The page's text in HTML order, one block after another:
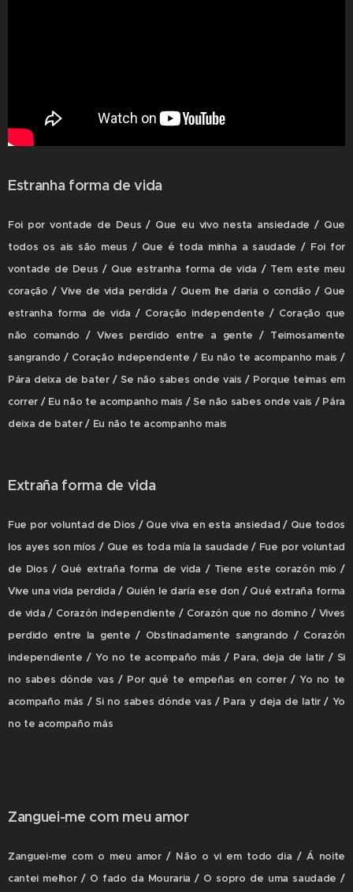
Estranha forma de vida
Foi por vontade de Deus / Que eu vivo nesta ansiedade / Que
todos os ais são meus / Que é toda minha a saudade / Foi for
vontade de Deus / Que estranha forma de vida / Tem este meu
coração / Vive de vida perdida / Quem lhe daria o condão / Que
estranha forma de vida / Coração independente / Coração que
não comando / Vives perdido entre a gente / Teimosamente
sangrando / Coração independente / Eu não te acompanho mais /
Pára deixa de bater / Se não sabes onde vais / Porque teimas em
correr / Eu não te acompanho mais / Se não sabes onde vais / Pára
deixa de bater / Eu não te acompanho mais
Extraña forma de vida
Fue por voluntad de Dios / Que viva en esta ansiedad / Que todos
los ayes son míos / Que es toda mía la saudade / Fue por voluntad
de Dios / Qué extraña forma de vida / Tiene este corazón mío /
Vive una vida perdida / Quién le daría ese don / Qué extraña forma
de vida / Corazón independiente / Corazón que no domino / Vives
perdido entre la gente / Obstinadamente sangrando / Corazón
independiente / Yo no te acompaño más / Para, deja de latir / Si
no sabes dónde vas / Por qué te empeñas en correr / Yo no te
acompaño más / Si no sabes dónde vas / Para y deja de latir / Yo
no te acompaño más
Zanguei-me com meu amor
Zanguei-me com o meu amor / Não o vi em todo dia / Á noite
cantei melhor / O fado da Mouraria / O sopro de uma saudade /